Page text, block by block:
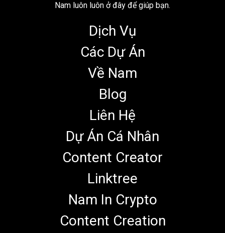
Nam luôn luôn ở đây để giúp bạn.
Dịch Vụ
Các Dự Án
Về Nam
Blog
Liên Hệ
Dự Án Cá Nhân
Content Creator
Linktree
Nam In Crypto
Content Creation